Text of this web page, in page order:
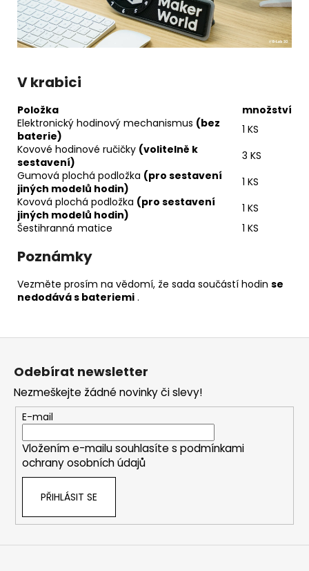
V krabici
Položka
množství
Elektronický hodinový mechanismus (bez
baterie)
1 KS
Kovové hodinové ručičky (volitelně k
sestavení)
3 KS
Gumová plochá podložka (pro sestavení
jiných modelů hodin)
1 KS
Kovová plochá podložka (pro sestavení
jiných modelů hodin)
1 KS
Šestihranná matice
1 KS
Poznámky
Vezměte prosím na vědomí, že sada součástí hodin se
nedodává s bateriemi .
Z
Odebírat newsletter
Nezmeškejte žádné novinky či slevy!
E-mail
Vložením e-mailu souhlasíte s podmínkami
ochrany osobních údajů
PŘIHLÁSIT SE